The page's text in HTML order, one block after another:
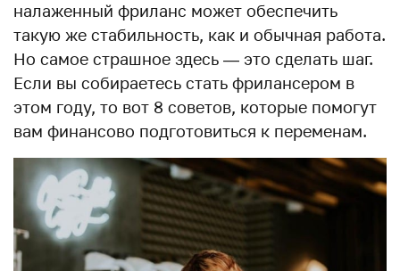
налаженный фриланс может обеспечить
такую же стабильность, как и обычная работа.
Но самое страшное здесь — это сделать шаг.
Если вы собираетесь стать фрилансером в
этом году, то вот 8 советов, которые помогут
вам финансово подготовиться к переменам.